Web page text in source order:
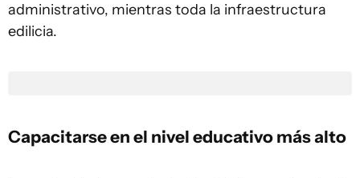
administrativo, mientras toda la infraestructura
edilicia.
Capacitarse en el nivel educativo más alto